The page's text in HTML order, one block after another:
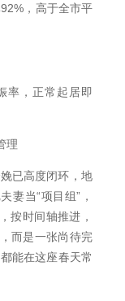
，高于全市平
率，正常起居即
理
已高度闭环，地
妻当“项目组”，
按时间轴推进，
而是一张尚待完
能在这座春天常